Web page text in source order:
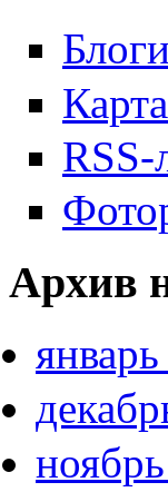
Блоги
RSS-
Архив